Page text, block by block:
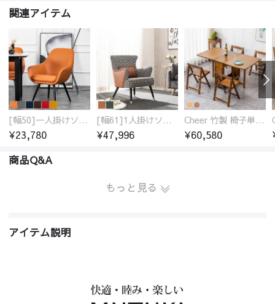
関連アイテム
[幅50]一人掛けソファ 高級合成皮革 コンパクト
¥23,780
[幅61]1人掛けソファ アンティーク調 パーソナルチェア
¥47,996
Cheer 竹製 椅子単品 バタフライテーブル 折りたたみダイニングテーブル単品 椅子セット 伸縮
¥60,580
商品Q&A
もっと見る
アイテム説明